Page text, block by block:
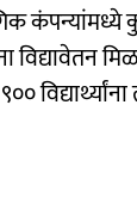
विद्यावेतन